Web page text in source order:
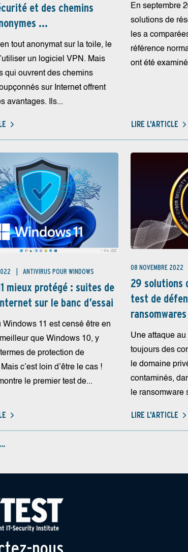
et des chemins
...
tout anonymat sur la toile, le
un logiciel VPN. Mais
qui ouvrent des chemins
sur Internet offrent
avantages. Ils...
En septembre
solutions de
les a
référence
ont été
LIRE L'ARTICLE
ANTIVIRUS POUR WINDOWS
mieux protégé : suites de
sur le banc d’essai
Windows 11 est censé être en
que Windows 10, y
de protection de
c’est loin d’être le cas !
le premier test de...
08 NOVEMBRE 2022
29 solutions
test de
Une attaque
toujours des
le domaine
contaminés,
le ransomware
LIRE L'ARTICLE
…